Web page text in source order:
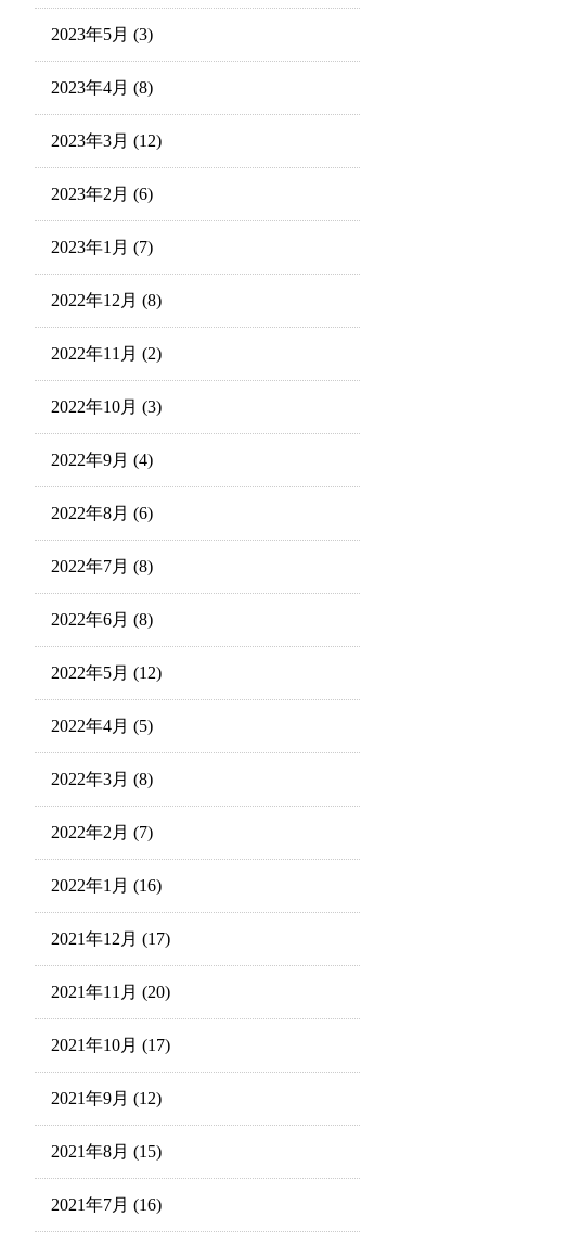
2023年5月 (3)
2023年4月 (8)
2023年3月 (12)
2023年2月 (6)
2023年1月 (7)
2022年12月 (8)
2022年11月 (2)
2022年10月 (3)
2022年9月 (4)
2022年8月 (6)
2022年7月 (8)
2022年6月 (8)
2022年5月 (12)
2022年4月 (5)
2022年3月 (8)
2022年2月 (7)
2022年1月 (16)
2021年12月 (17)
2021年11月 (20)
2021年10月 (17)
2021年9月 (12)
2021年8月 (15)
2021年7月 (16)